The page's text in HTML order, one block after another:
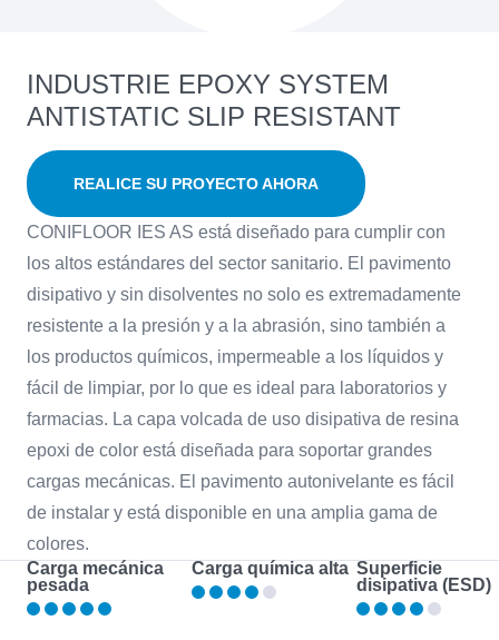
INDUSTRIE EPOXY SYSTEM
ANTISTATIC SLIP RESISTANT
REALICE SU PROYECTO AHORA
CONIFLOOR IES AS está diseñado para cumplir con
los altos estándares del sector sanitario. El pavimento
disipativo y sin disolventes no solo es extremadamente
resistente a la presión y a la abrasión, sino también a
los productos químicos, impermeable a los líquidos y
fácil de limpiar, por lo que es ideal para laboratorios y
farmacias. La capa volcada de uso disipativa de resina
epoxi de color está diseñada para soportar grandes
cargas mecánicas. El pavimento autonivelante es fácil
de instalar y está disponible en una amplia gama de
colores.
Carga mecánica
pesada
Carga química alta Superficie
disipativa (ESD)